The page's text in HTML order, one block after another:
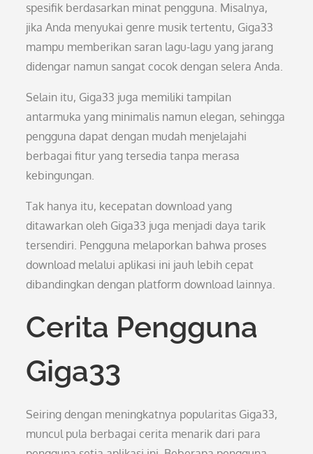
spesifik berdasarkan minat pengguna. Misalnya,
jika Anda menyukai genre musik tertentu, Giga33
mampu memberikan saran lagu-lagu yang jarang
didengar namun sangat cocok dengan selera Anda.
Selain itu, Giga33 juga memiliki tampilan
antarmuka yang minimalis namun elegan, sehingga
pengguna dapat dengan mudah menjelajahi
berbagai fitur yang tersedia tanpa merasa
kebingungan.
Tak hanya itu, kecepatan download yang
ditawarkan oleh Giga33 juga menjadi daya tarik
tersendiri. Pengguna melaporkan bahwa proses
download melalui aplikasi ini jauh lebih cepat
dibandingkan dengan platform download lainnya.
Cerita Pengguna
Giga33
Seiring dengan meningkatnya popularitas Giga33,
muncul pula berbagai cerita menarik dari para